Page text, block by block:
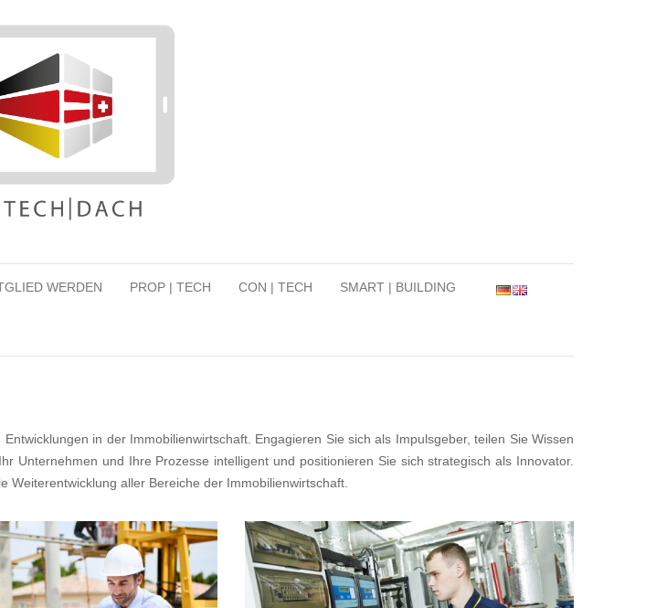
WERDEN PROP | TECH CON | TECH SMART | BUILDING
in der Immobilienwirtschaft. Engagieren Sie sich als Impulsgeber, teilen Sie Wissen
Unternehmen und Ihre Prozesse intelligent und positionieren Sie sich strategisch als Innovator.
Weiterentwicklung aller Bereiche der Immobilienwirtschaft.